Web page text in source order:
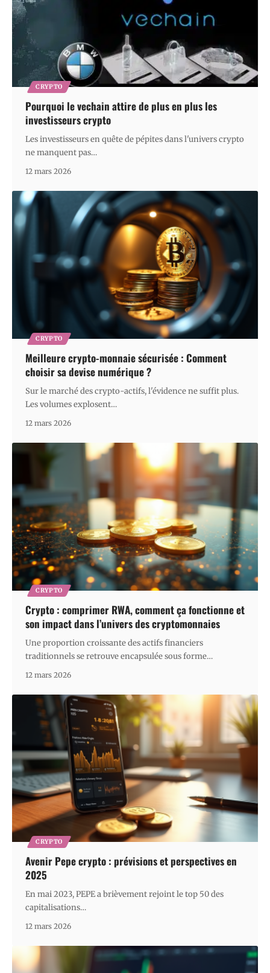
CRYPTO
Pourquoi le vechain attire de plus en plus les
investisseurs crypto
Les investisseurs en quête de pépites dans l'univers crypto
ne manquent pas…
12 mars 2026
CRYPTO
Meilleure crypto-monnaie sécurisée : Comment
choisir sa devise numérique ?
Sur le marché des crypto-actifs, l'évidence ne suffit plus.
Les volumes explosent…
12 mars 2026
CRYPTO
Crypto : comprimer RWA, comment ça fonctionne et
son impact dans l’univers des cryptomonnaies
Une proportion croissante des actifs financiers
traditionnels se retrouve encapsulée sous forme…
12 mars 2026
CRYPTO
Avenir Pepe crypto : prévisions et perspectives en
2025
En mai 2023, PEPE a brièvement rejoint le top 50 des
capitalisations…
12 mars 2026